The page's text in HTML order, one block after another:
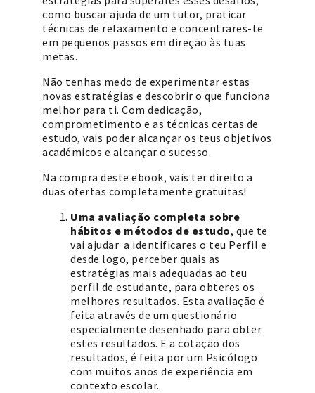
como buscar ajuda de um tutor, praticar
técnicas de relaxamento e concentrares-te
em pequenos passos em direção às tuas
metas.
Não tenhas medo de experimentar estas
novas estratégias e descobrir o que funciona
melhor para ti. Com dedicação,
comprometimento e as técnicas certas de
estudo, vais poder alcançar os teus objetivos
académicos e alcançar o sucesso.
Na compra deste ebook, vais ter direito a
duas ofertas completamente gratuitas!
Uma avaliação completa sobre
hábitos e métodos de estudo, que te
vai ajudar a identificares o teu Perfil e
desde logo, perceber quais as
estratégias mais adequadas ao teu
perfil de estudante, para obteres os
melhores resultados. Esta avaliação é
feita através de um questionário
especialmente desenhado para obter
estes resultados. E a cotação dos
resultados, é feita por um Psicólogo
com muitos anos de experiência em
contexto escolar.